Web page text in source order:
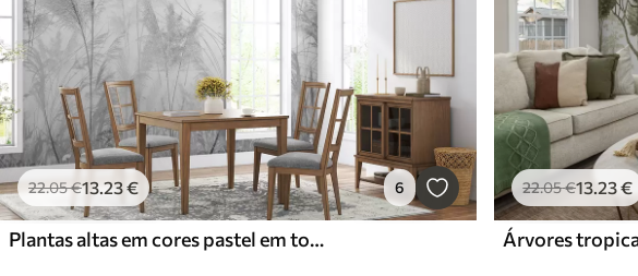
22.05€13.23€ 6
Plantas altas em cores pastel em tons de cinzento
22.05€13.23€